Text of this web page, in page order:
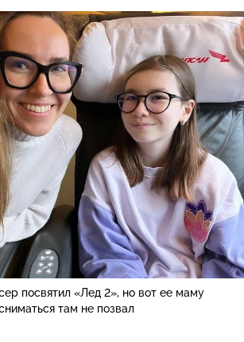
посвятил «Лед 2», но вот ее маму
там не позвал